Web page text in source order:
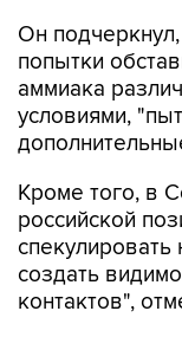
Он
попытки
аммиака
условиями,
Кроме того, в
российской
создать
контактов",